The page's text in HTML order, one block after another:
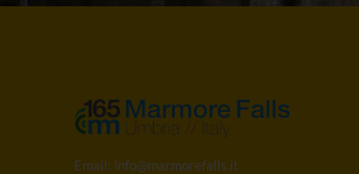
Email: info@marmorefalls.it